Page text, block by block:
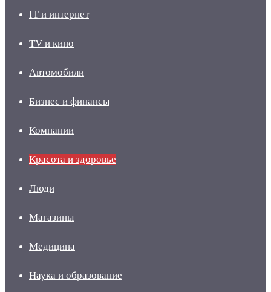
IT и интернет
TV и кино
Автомобили
Бизнес и финансы
Компании
Красота и здоровье
Люди
Магазины
Медицина
Наука и образование